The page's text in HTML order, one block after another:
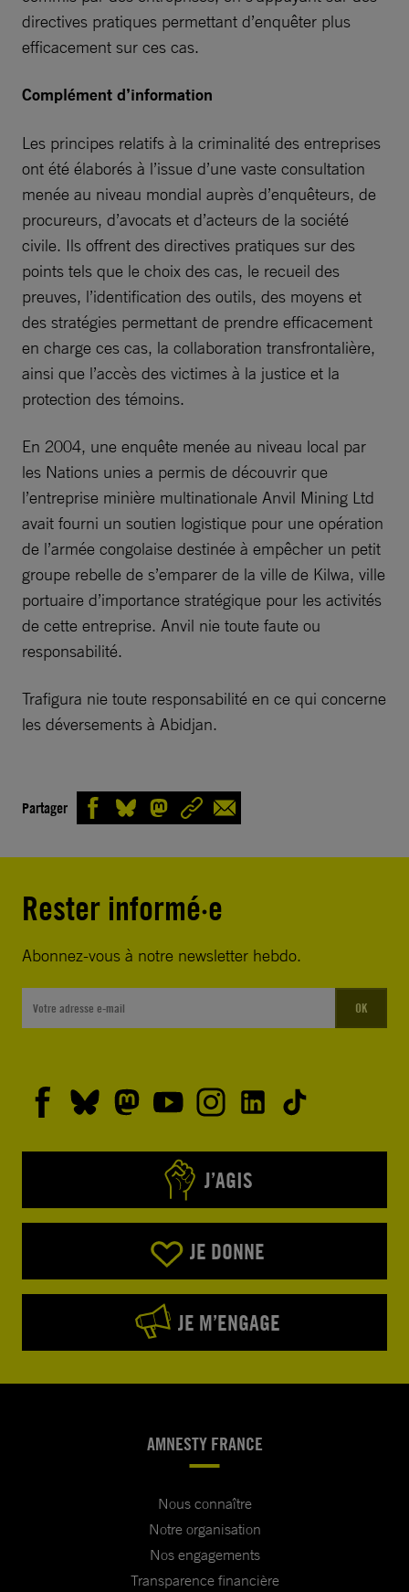
directives pratiques permettant d’enquêter plus
efficacement sur ces cas.
Complément d’information
Les principes relatifs à la criminalité des entreprises
ont été élaborés à l’issue d’une vaste consultation
menée au niveau mondial auprès d’enquêteurs, de
procureurs, d’avocats et d’acteurs de la société
civile. Ils offrent des directives pratiques sur des
points tels que le choix des cas, le recueil des
preuves, l’identification des outils, des moyens et
des stratégies permettant de prendre efficacement
en charge ces cas, la collaboration transfrontalière,
ainsi que l’accès des victimes à la justice et la
protection des témoins.
En 2004, une enquête menée au niveau local par
les Nations unies a permis de découvrir que
l’entreprise minière multinationale Anvil Mining Ltd
avait fourni un soutien logistique pour une opération
de l’armée congolaise destinée à empêcher un petit
groupe rebelle de s’emparer de la ville de Kilwa, ville
portuaire d’importance stratégique pour les activités
de cette entreprise. Anvil nie toute faute ou
responsabilité.
Trafigura nie toute responsabilité en ce qui concerne
les déversements à Abidjan.
Partager
Rester informé·e
Abonnez-vous à notre newsletter hebdo.
OK
J’AGIS
JE DONNE
JE M’ENGAGE
AMNESTY FRANCE
Nous connaître
Notre organisation
Nos engagements
Transparence financière